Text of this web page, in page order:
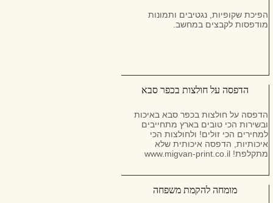
הפיכת שקופיות, נגטיבים ותמונות
מודפסות לקבצים במחשב.
הדפסה על חולצות בכפר סבא
הדפסה על חולצות בכפר סבא באיכות
ובשירות הכי טובים בארץ מתחייבים
למחירים הכי זולים! ולחולצות הכי
איכותיות, הדפסה איכותית שלא
מתקלפת! www.migvan-print.co.il
מומחה להקמת משפחה